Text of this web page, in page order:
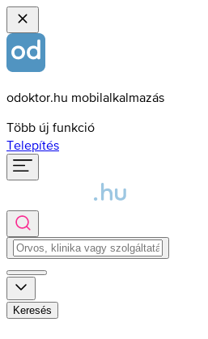
odoktor.hu mobilalkalmazás
Több új funkció
Telepítés
Keresés